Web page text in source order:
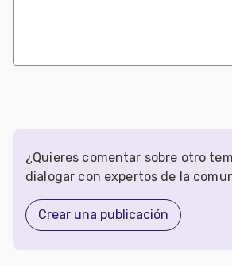
¿Quieres comentar sobre otro
dialogar con expertos de la
Crear una publicación